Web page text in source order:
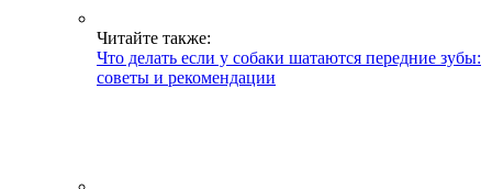
Читайте также:
Что делать если у собаки шатаются передние зубы:
советы и рекомендации